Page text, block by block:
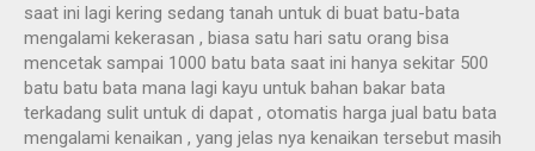
saat ini lagi kering sedang tanah untuk di buat batu-bata
mengalami kekerasan , biasa satu hari satu orang bisa
mencetak sampai 1000 batu bata saat ini hanya sekitar 500
batu batu bata mana lagi kayu untuk bahan bakar bata
terkadang sulit untuk di dapat , otomatis harga jual batu bata
mengalami kenaikan , yang jelas nya kenaikan tersebut masih